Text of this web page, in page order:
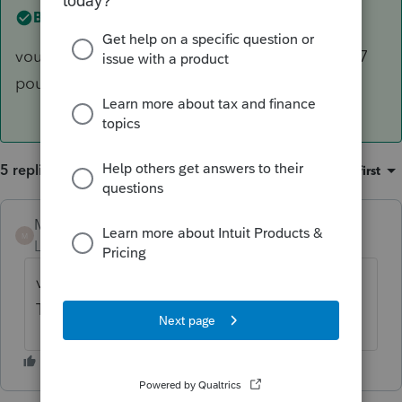
Best answer by
vous cherchez probablement le formulaire T657
pour AAPE ?
5 replies Sort by Oldest first
Mario B
Level 11 Forum|Forum|6 years ago
vous cherchez probablement le formulaire
T657 pour AAPE ?